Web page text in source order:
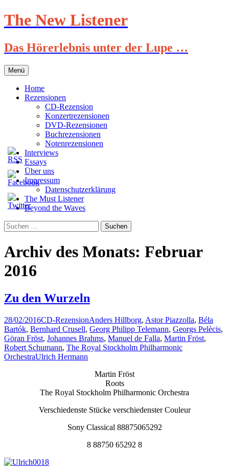
Zum
Inhalt
The New Listener
Das Hörerlebnis unter der Lupe …
Menü
Home
Rezensionen
CD-Rezension
Konzertrezensionen
DVD-Rezensionen
Buchrezensionen
Notenrezensionen
Interviews
Essays
Über uns
Impressum
Datenschutzerklärung
The Must Listener
Beyond the Waves
Suchen
nach:
Archiv des Monats: Februar
2016
Zu den Wurzeln
28/02/2016CD-RezensionAnders Hillborg, Astor Piazzolla, Béla
Bartók, Bernhard Crusell, Georg Philipp Telemann, Georgs Pelècis,
Göran Fröst, Johannes Brahms, Manuel de Falla, Martin Fröst,
Robert Schumann, The Royal Stockholm Philharmonic
OrchestraUlrich Hermann
Martin Fröst
Roots
The Royal Stockholm Philharmonic Orchestra
Verschiedenste Stücke verschiedenster Couleur
Sony Classical 88875065292
8 88750 65292 8